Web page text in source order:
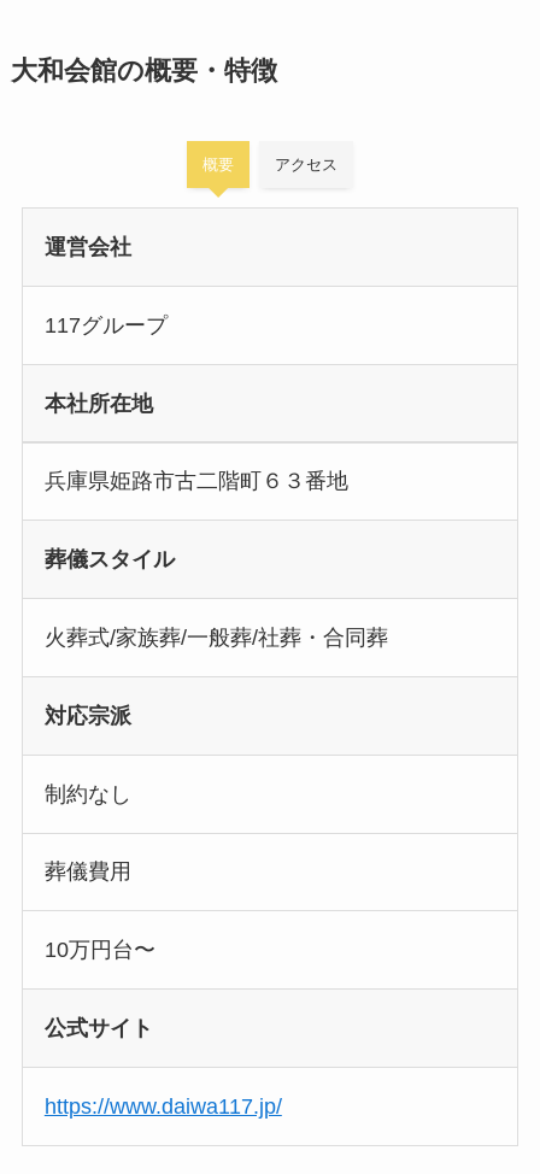
大和会館の概要・特徴
概要 アクセス
運営会社
117グループ
本社所在地
兵庫県姫路市古二階町６３番地
葬儀スタイル
火葬式/家族葬/一般葬/社葬・合同葬
対応宗派
制約なし
葬儀費用
10万円台〜
公式サイト
https://www.daiwa117.jp/